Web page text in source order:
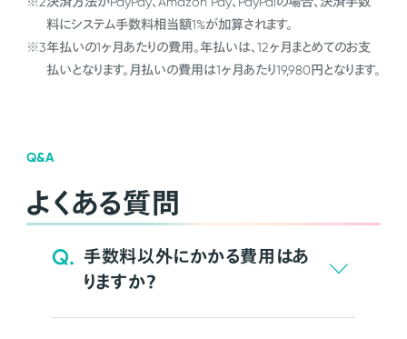
料にシステム手数料相当額1%が加算されます。
※3年払いの1ヶ月あたりの費用。年払いは、12ヶ月まとめてのお支
払いとなります。月払いの費用は1ヶ月あたり19,980円となります。
Q&A
よくある質問
Q. 手数料以外にかかる費用はあ
りますか？